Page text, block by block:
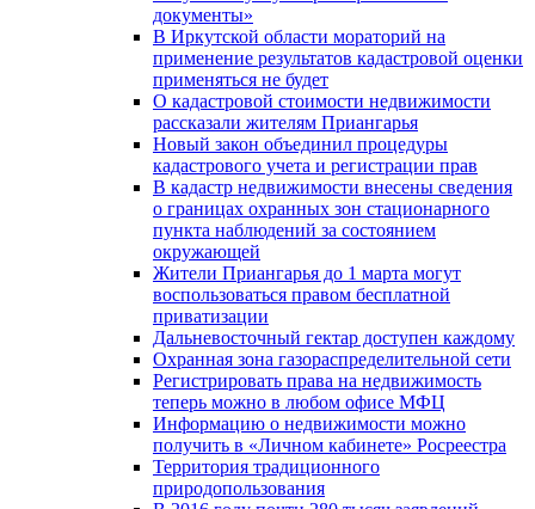
документы»
В Иркутской области мораторий на
применение результатов кадастровой оценки
применяться не будет
О кадастровой стоимости недвижимости
рассказали жителям Приангарья
Новый закон объединил процедуры
кадастрового учета и регистрации прав
В кадастр недвижимости внесены сведения
о границах охранных зон стационарного
пункта наблюдений за состоянием
окружающей
Жители Приангарья до 1 марта могут
воспользоваться правом бесплатной
приватизации
Дальневосточный гектар доступен каждому
Охранная зона газораспределительной сети
Регистрировать права на недвижимость
теперь можно в любом офисе МФЦ
Информацию о недвижимости можно
получить в «Личном кабинете» Росреестра
Территория традиционного
природопользования